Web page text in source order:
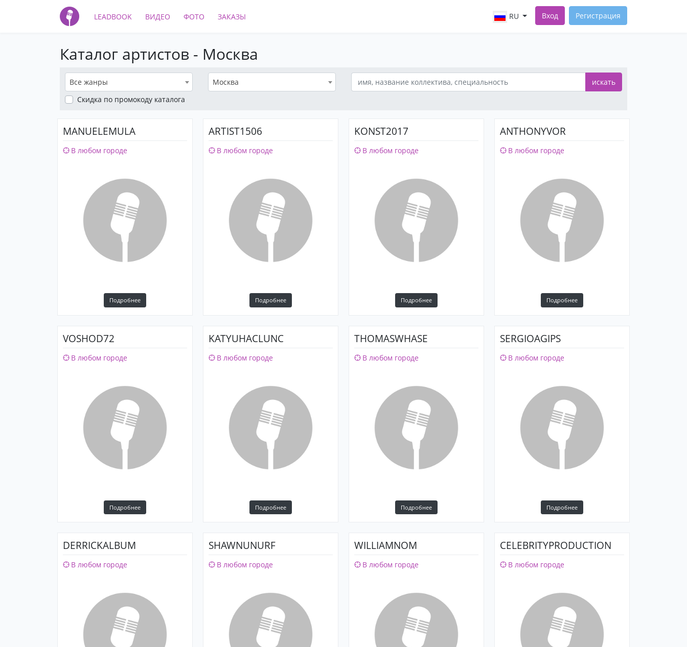
LEADBOOK ВИДЕО ФОТО ЗАКАЗЫ RU Вход Регистрация
Каталог артистов - Москва
Все жанры
Скидка по промокоду каталога
Москва искать
MANUELEMULA
В любом городе
Подробнее
VOSHOD72
В любом городе
Подробнее
DERRICKALBUM
В любом городе
ARTIST1506
В любом городе
Подробнее
KATYUHACLUNC
В любом городе
Подробнее
SHAWNUNURF
В любом городе
KONST2017
В любом городе
Подробнее
THOMASWHASE
В любом городе
Подробнее
WILLIAMNOM
В любом городе
ANTHONYVOR
В любом городе
Подробнее
SERGIOAGIPS
В любом городе
Подробнее
CELEBRITYPRODUCTION
В любом городе